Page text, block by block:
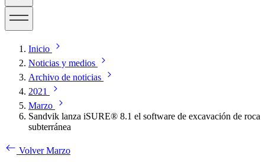
Inicio
Noticias y medios
Archivo de noticias
2021
Marzo
Sandvik lanza iSURE® 8.1 el software de excavación de roca
subterránea
Volver Marzo